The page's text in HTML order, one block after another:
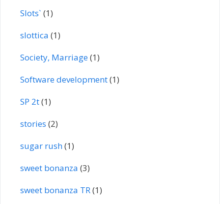
Slots` (1)
slottica (1)
Society, Marriage(1)
Software development(1)
SP 2t(1)
stories (2)
sugar rush(1)
sweet bonanza (3)
sweet bonanza TR(1)